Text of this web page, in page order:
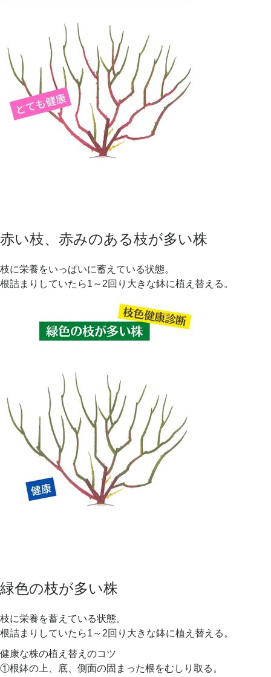
赤い枝、赤みのある枝が多い株
枝に栄養をいっぱいに蓄えている状態。
根詰まりしていたら1～2回り大きな鉢に植え替える。
緑色の枝が多い株
枝に栄養を蓄えている状態。
根詰まりしていたら1～2回り大きな鉢に植え替える。
健康な株の植え替えのコツ
①根鉢の上、底、側面の固まった根をむしり取る。